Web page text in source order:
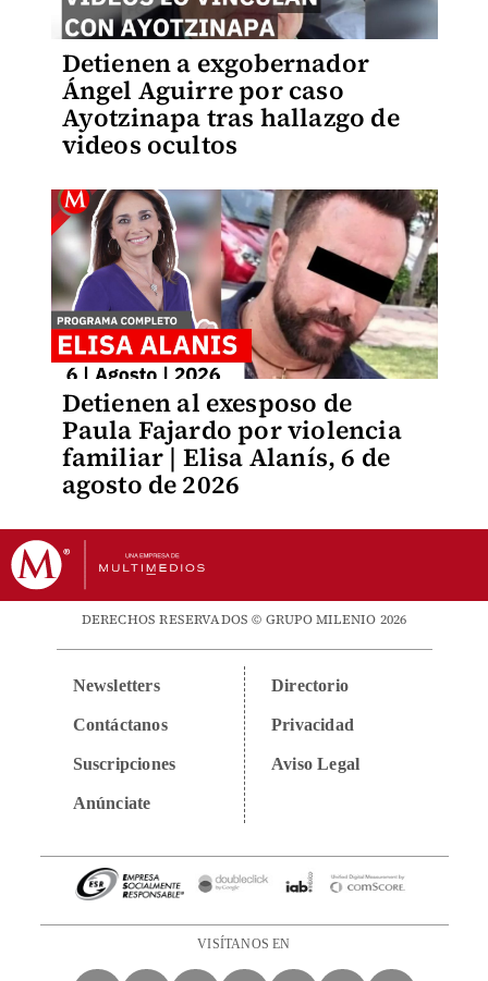
Detienen a exgobernador
Ángel Aguirre por caso
Ayotzinapa tras hallazgo de
videos ocultos
Detienen al exesposo de
Paula Fajardo por violencia
familiar | Elisa Alanís, 6 de
agosto de 2026
DERECHOS RESERVADOS © GRUPO MILENIO 2026
Newsletters
Contáctanos
Suscripciones
Anúnciate
Directorio
Privacidad
Aviso Legal
VISÍTANOS EN